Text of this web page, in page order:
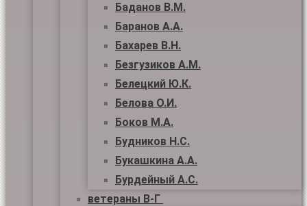
Баданов В.М.
Баранов А.А.
Бахарев В.Н.
Безгузиков А.М.
Белецкий Ю.К.
Белова О.И.
Боков М.А.
Будников Н.С.
Букашкина А.А.
Бурдейный А.С.
ветераны В-Г